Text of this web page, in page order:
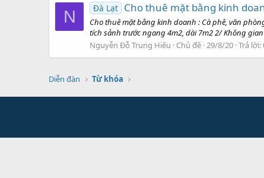
N Đà Lạt Cho thuê mặt bằng kinh
Cho thuê mặt bằng kinh doanh : Cà phê, văn
tích sảnh trước ngang 4m2, dài 7m2 2/ Không
Nguyễn Đỗ Trung Hiếu
Chủ đề 29/8/20 Trả lời:
Diễn đàn Từ khóa